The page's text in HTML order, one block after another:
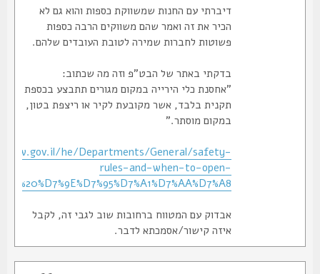
דיברתי עם החנות שמשווקת כספות והוא גם לא
הכיר את זה ואמר שהם משווקים הרבה כספות
פשוטות לחברות שמירה לטובת העובדים שלהם.
בדקתי באתר של הבט"פ וזה מה שכתוב:
"אחסנת כלי הירייה במקום מגורים תתבצע בכספת
תקנית בלבד, אשר מקובעת לקיר או ריצפת בטון,
במקום מוסתר."
www.gov.il/he/Departments/General/safety-
rules-and-when-to-open-
אבדוק עם המטווח ברחובות שוב לגבי זה, לקבל
איזה קישור/אסמכתא לדבר.